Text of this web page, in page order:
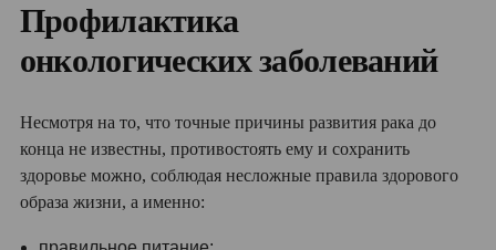
Профилактика
онкологических заболеваний
Несмотря на то, что точные причины развития рака до
конца не известны, противостоять ему и сохранить
здоровье можно, соблюдая несложные правила здорового
образа жизни, а именно: